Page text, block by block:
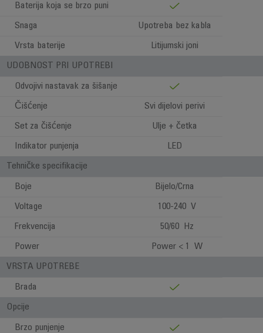
Baterija koja se brzo puni
Snaga Upotreba bez kabla
Vrsta baterije Litijumski joni
UDOBNOST PRI UPOTREBI
Odvojivi nastavak za šišanje
Čišćenje Svi dijelovi perivi
Set za čišćenje Ulje + četka
Indikator punjenja LED
Tehničke specifikacije
Boje Bijelo/Crna
Voltage 100-240 V
Frekvencija 50/60 Hz
Power Power < 1 W
VRSTA UPOTREBE
Brada
Opcije
Brzo punjenje